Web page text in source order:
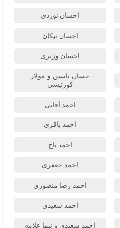
احسان نوردی
احسان نیکان
احسان وزیری
احسان یاسین و مولان
کورتیشی
احمد آقایی
احمد باقری
احمد تاج
احمد جعفری
احمد رضا منصوری
احمد سعیدی
احمد سعیدی و نیما علامه